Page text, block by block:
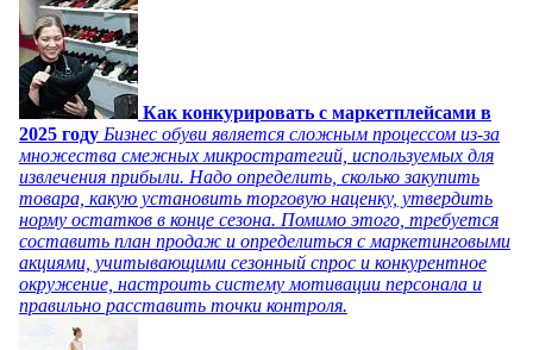
Как конкурировать с маркетплейсами в
2025 году Бизнес обуви является сложным процессом из-за
множества смежных микростратегий, используемых для
извлечения прибыли. Надо определить, сколько закупить
товара, какую установить торговую наценку, утвердить
норму остатков в конце сезона. Помимо этого, требуется
составить план продаж и определиться с маркетинговыми
акциями, учитывающими сезонный спрос и конкурентное
окружение, настроить систему мотивации персонала и
правильно расставить точки контроля.